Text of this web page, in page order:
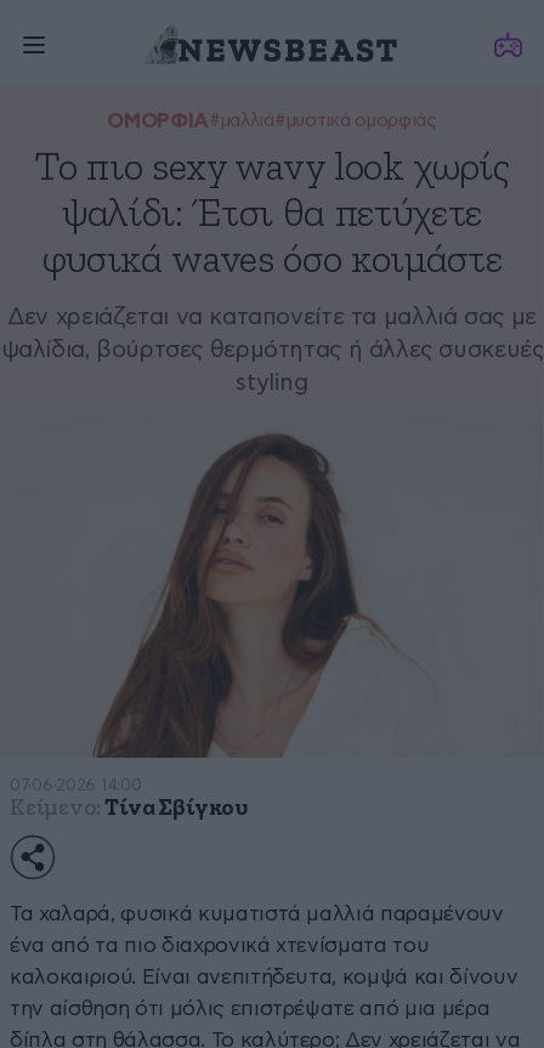
ΟΜΟΡΦΙΑ#μαλλιά#μυστικά ομορφιάς
Το πιο sexy wavy look χωρίς
ψαλίδι: Έτσι θα πετύχετε
φυσικά waves όσο κοιμάστε
Δεν χρειάζεται να καταπονείτε τα μαλλιά σας με
ψαλίδια, βούρτσες θερμότητας ή άλλες συσκευές
styling
07·06·2026 14:00
Κείμενο: Τίνα Σβίγκου
Τα χαλαρά, φυσικά κυματιστά μαλλιά παραμένουν
ένα από τα πιο διαχρονικά χτενίσματα του
καλοκαιριού. Είναι ανεπιτήδευτα, κομψά και δίνουν
την αίσθηση ότι μόλις επιστρέψατε από μια μέρα
δίπλα στη θάλασσα. Το καλύτερο; Δεν χρειάζεται να